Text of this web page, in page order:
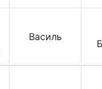
Василь